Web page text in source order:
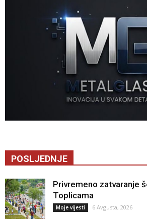
POSLJEDNJE
Privremeno zatvaranje
Toplicama
Moje vijesti 6 Avgusta, 2026